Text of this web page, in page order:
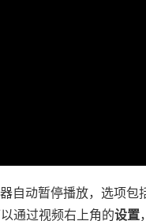
动暂停播放，选项包
通过视频右上角的设置